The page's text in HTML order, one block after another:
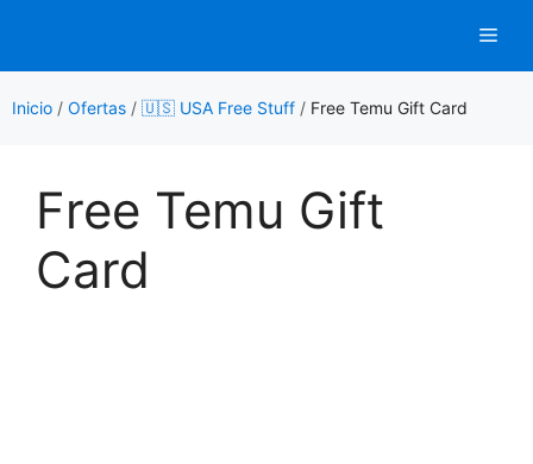
contenido
Inicio / Ofertas / 🇺🇸 USA Free Stuff / Free Temu Gift Card
Free Temu Gift
Card